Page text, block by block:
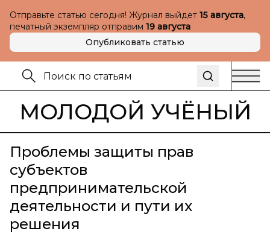
Отправьте статью сегодня! Журнал выйдет 15 августа,
печатный экземпляр отправим 19 августа
Опубликовать статью
МОЛОДОЙ УЧЁНЫЙ
Проблемы защиты прав
субъектов
предпринимательской
деятельности и пути их
решения